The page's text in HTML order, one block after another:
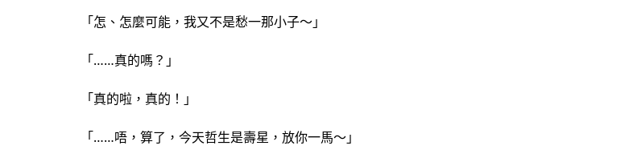
「怎、怎麼可能，我又不是愁一那小子～」
「……真的嗎？」
「真的啦，真的！」
「……唔，算了，今天哲生是壽星，放你一馬～」